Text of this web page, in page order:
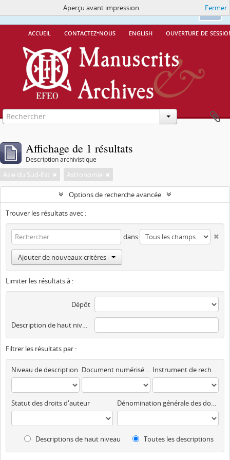
Ok
Ce site utilise des cookiesMore Info.
accueil contactez-nous english ouverture de
Aperçu avant impression Fermer
Affichage de 1 résultats
Description archivistique
Asie du Sud-Est Astronomie
Options de recherche avancée
Trouver les résultats avec :
dans
Ajouter de nouveaux critères
Limiter les résultats à :
Dépôt
Description de haut niveau
Filtrer les résultats par :
Niveau de description Document numérisé disponible Instrument de recherche
Statut des droits d'auteur Dénomination générale des documents
Descriptions de haut niveau Toutes les descriptions